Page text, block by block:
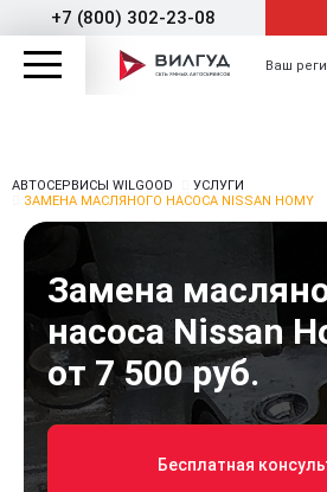
+7 (800) 302-23-08
Ваш
АВТОСЕРВИСЫ WILGOOD
УСЛУГИ
ЗАМЕНА МАСЛЯНОГО НАСОСА NISSAN HOMY
Замена
насоса Nissan
от 7 500 руб.
Бесплатная